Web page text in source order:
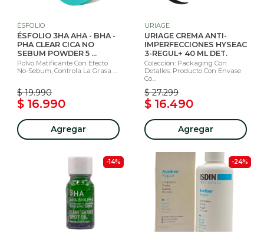
ÉSFOLIO
ÉSFOLIO 3HA AHA - BHA -
PHA CLEAR CICA NO
SEBUM POWDER 5 ...
Polvo Matificante Con Efecto
No-Sebum, Controla La Grasa ...
$ 19.990
$ 16.990
Agregar
URIAGE
URIAGE CREMA ANTI-
IMPERFECCIONES HYSEAC
3-REGUL+ 40 ML DET.
Colección: Packaging Con
Detalles. Producto Con Envase
Co...
$ 27.299
$ 16.490
Agregar
-14% -24%